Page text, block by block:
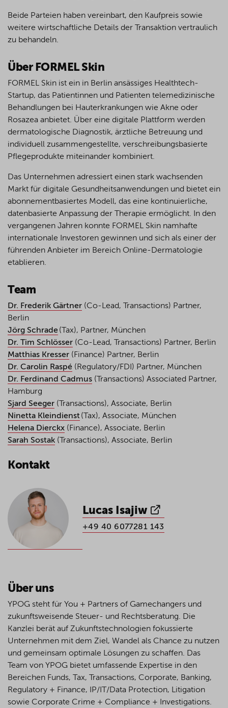
Beide Parteien haben vereinbart, den Kaufpreis sowie
weitere wirtschaftliche Details der Transaktion vertraulich
zu behandeln.
Über FORMEL Skin
FORMEL Skin ist ein in Berlin ansässiges Healthtech-
Startup, das Patientinnen und Patienten telemedizinische
Behandlungen bei Hauterkrankungen wie Akne oder
Rosazea anbietet. Über eine digitale Plattform werden
dermatologische Diagnostik, ärztliche Betreuung und
individuell zusammengestellte, verschreibungsbasierte
Pflegeprodukte miteinander kombiniert.
Das Unternehmen adressiert einen stark wachsenden
Markt für digitale Gesundheitsanwendungen und bietet ein
abonnementbasiertes Modell, das eine kontinuierliche,
datenbasierte Anpassung der Therapie ermöglicht. In den
vergangenen Jahren konnte FORMEL Skin namhafte
internationale Investoren gewinnen und sich als einer der
führenden Anbieter im Bereich Online-Dermatologie
etablieren.
Team
Dr. Frederik Gärtner (Co-Lead, Transactions) Partner,
Berlin
Jörg Schrade(Tax), Partner, München
Dr. Tim Schlösser (Co-Lead, Transactions) Partner, Berlin
Matthias Kresser (Finance) Partner, Berlin
Dr. Carolin Raspé (Regulatory/FDI) Partner, München
Dr. Ferdinand Cadmus (Transactions) Associated Partner,
Hamburg
Sjard Seeger (Transactions), Associate, Berlin
Ninetta Kleindienst(Tax), Associate, München
Helena Dierckx (Finance), Associate, Berlin
Sarah Sostak (Transactions), Associate, Berlin
Kontakt
Lucas Isajiw
+49 40 6077281 143
Über uns
YPOG steht für You + Partners of Gamechangers und
zukunftsweisende Steuer- und Rechtsberatung. Die
Kanzlei berät auf Zukunftstechnologien fokussierte
Unternehmen mit dem Ziel, Wandel als Chance zu nutzen
und gemeinsam optimale Lösungen zu schaffen. Das
Team von YPOG bietet umfassende Expertise in den
Bereichen Funds, Tax, Transactions, Corporate, Banking,
Regulatory + Finance, IP/IT/Data Protection, Litigation
sowie Corporate Crime + Compliance + Investigations.